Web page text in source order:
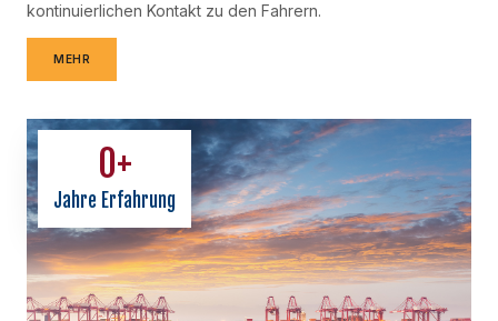
0+
Jahre Erfahrung
kontinuierlichen Kontakt zu den Fahrern.
MEHR